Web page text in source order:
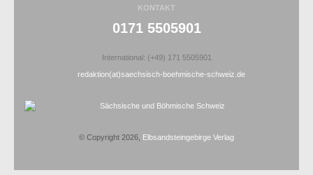
KONTAKT
0171 5505901
International: (+49) 171 5505901
redaktion(at)saechsisch-boehmische-schweiz.de
© Copyright 2026, Elbsandsteingebirge Verlag